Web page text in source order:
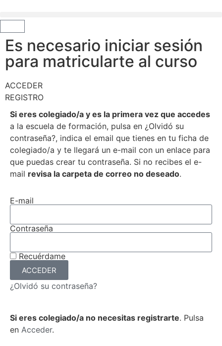
Es necesario iniciar sesión
para matricularte al curso
ACCEDER
REGISTRO
Si eres colegiado/a y es la primera vez que accedes
a la escuela de formación, pulsa en ¿Olvidó su
contraseña?, indica el email que tienes en tu ficha de
colegiado/a y te llegará un e-mail con un enlace para
que puedas crear tu contraseña. Si no recibes el e-
mail revisa la carpeta de correo no deseado.
E-mail
Contraseña
Recuérdame
ACCEDER
¿Olvidó su contraseña?
Si eres colegiado/a no necesitas registrarte. Pulsa
en Acceder.